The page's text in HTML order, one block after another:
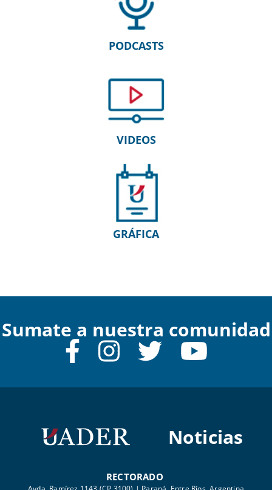
PODCASTS
VIDEOS
GRÁFICA
Sumate a nuestra comunidad
Noticias
RECTORADO